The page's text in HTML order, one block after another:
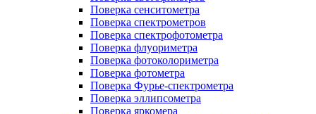
Поверка сенситометра
Поверка спектрометров
Поверка спектрофотометра
Поверка флуориметра
Поверка фотоколориметра
Поверка фотометра
Поверка Фурье-спектрометра
Поверка эллипсометра
Поверка яркомера